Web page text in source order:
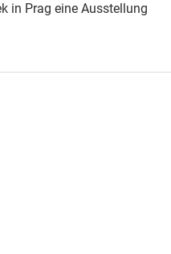
in Prag eine Ausstellung